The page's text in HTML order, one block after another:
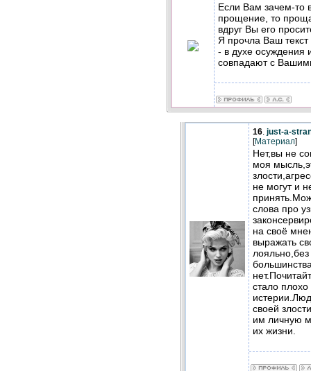
Если Вам зачем-то
прощение, то
вдруг Вы его
Я прочла Ваш
- в духе осуждения
совпадают с
16. just-a-
[Материал]
Нет,вы не
моя
не могут и
слова про
на своё
выражать
стало
своей
им личную
их жизни.